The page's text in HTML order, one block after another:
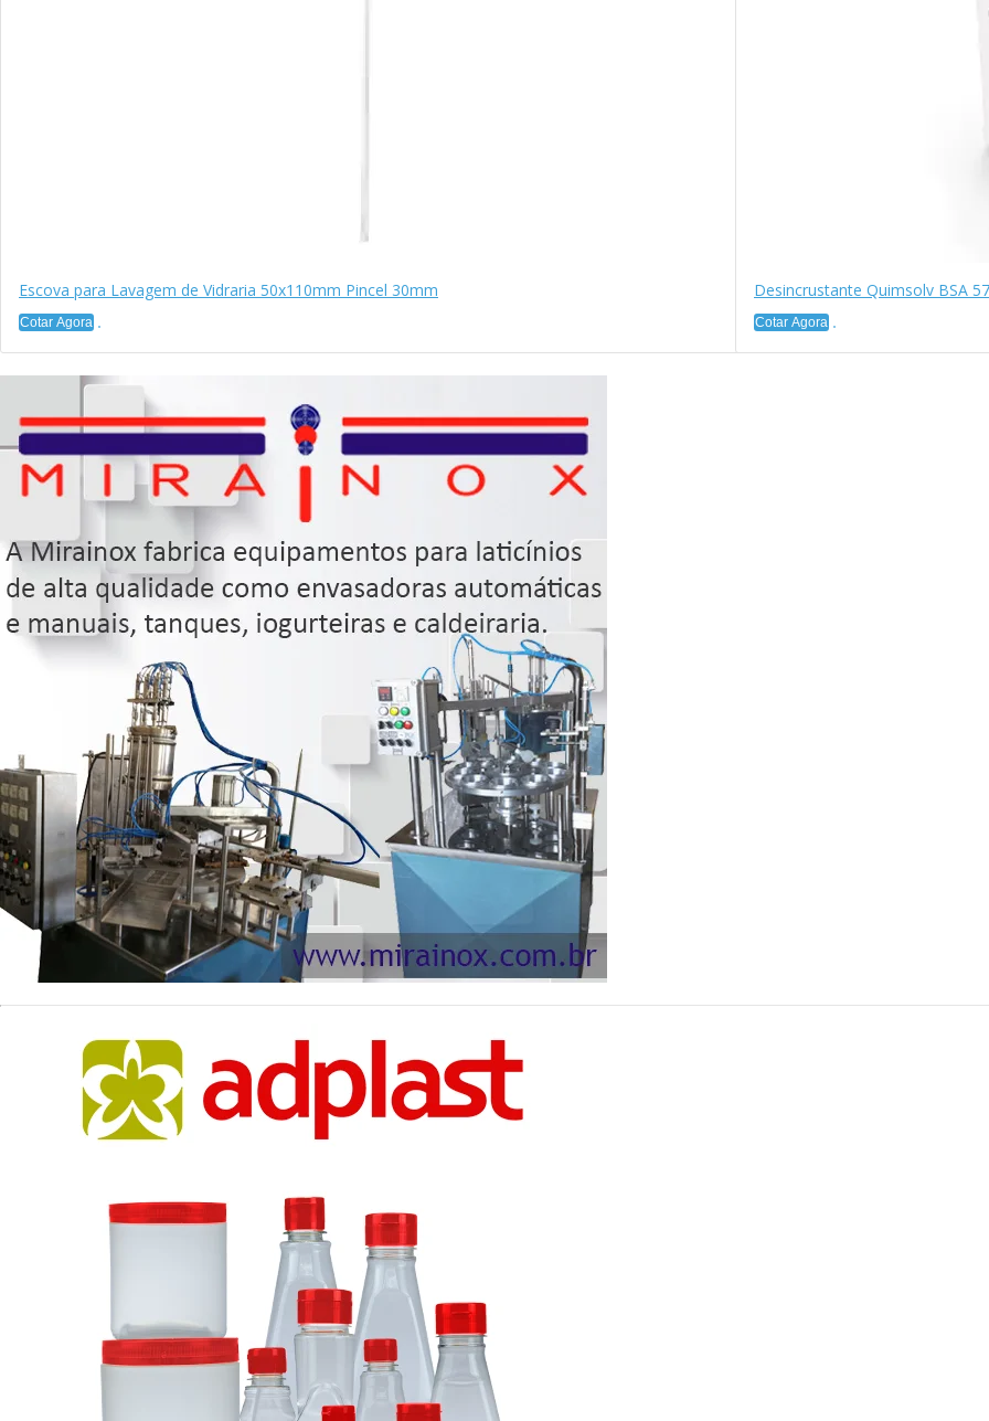
Escova para Lavagem de Vidraria 50x110mm Pincel 30mm
Cotar Agora
Desincrustante Quimsolv BSA
Cotar Agora